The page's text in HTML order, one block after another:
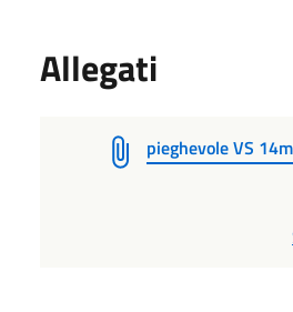
Allegati
pieghevole VS